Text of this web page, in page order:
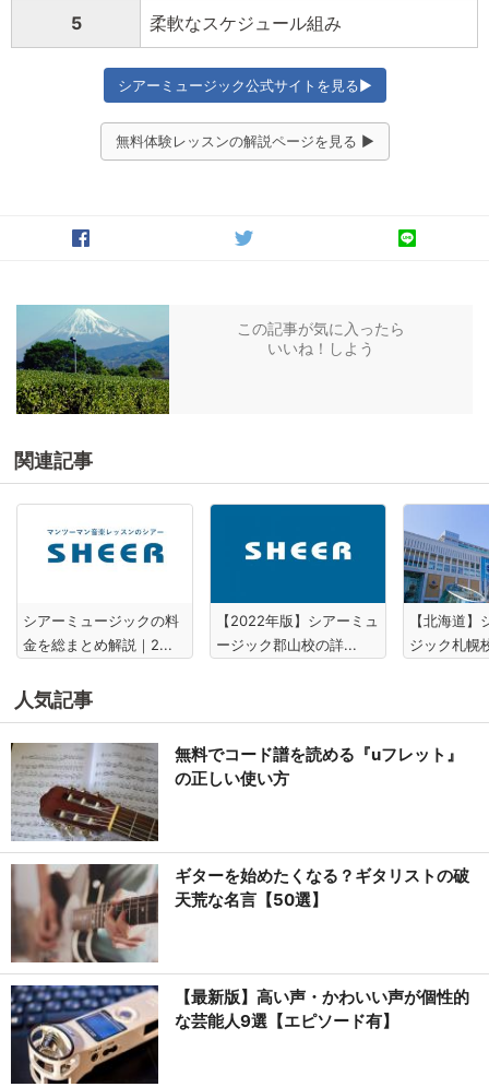
5 柔軟なスケジュール組み
シアーミュージック公式サイトを見る▶
無料体験レッスンの解説ページを見る ▶
この記事が気に入ったら
いいね！しよう
関連記事
シアーミュージックの料
金を総まとめ解説｜2...
【2022年版】シアーミュ
ージック郡山校の詳...
【北海道
ジック札幌
人気記事
無料でコード譜を読める『uフレット』
の正しい使い方
ギターを始めたくなる？ギタリストの破
天荒な名言【50選】
【最新版】高い声・かわいい声が個性的
な芸能人9選【エピソード有】